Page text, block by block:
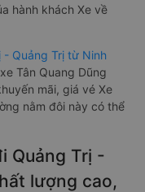
hành khách Xe về
Quảng Trị từ Ninh
Tân Quang Dũng
mãi, giá vé Xe
nằm đôi này có thể
Quảng Trị -
lượng cao,